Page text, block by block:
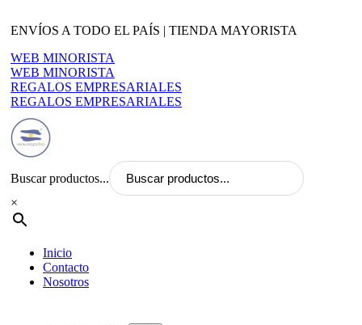
al
ENVÍOS A TODO EL PAÍS | TIENDA MAYORISTA
WEB MINORISTA
WEB MINORISTA
REGALOS EMPRESARIALES
REGALOS EMPRESARIALES
Buscar productos...
×
Inicio
Contacto
Nosotros